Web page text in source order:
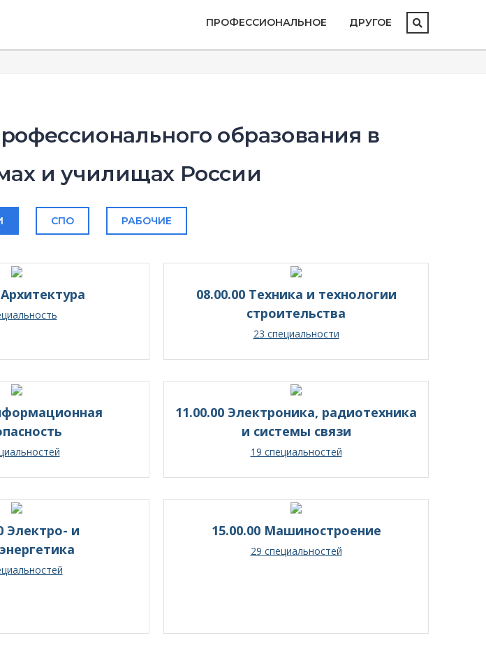
ПРОФЕССИОНАЛЬНОЕ ДРУГОЕ
образования в
и училищах России
СПО РАБОЧИЕ
08.00.00 Техника и технологии
строительства
23 специальности
11.00.00 Электроника, радиотехника
и системы связи
19 специальностей
Электро- и
15.00.00 Машиностроение
29 специальностей